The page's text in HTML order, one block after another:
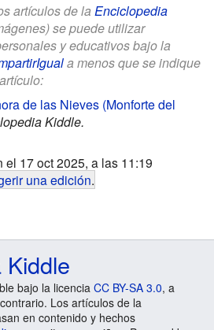
artículos de la Enciclopedia
se puede utilizar
y educativos bajo la
a menos que se indique
de las Nieves (Monforte del
Kiddle.
el 17 oct 2025, a las 11:19
una edición.
Kiddle
bajo la licencia CC BY-SA 3.0, a
Los artículos de la
en contenido y hechos